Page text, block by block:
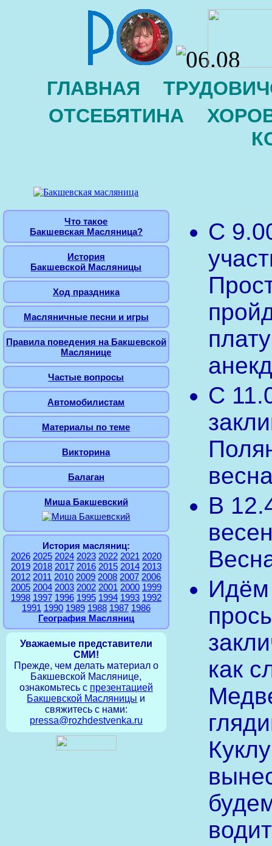
ГЛАВНАЯ
ОТСЕБЯТИНА
Что такое
Бакшевская Масляница?
История
Бакшевской Масляницы
Ход праздника
Масляничные песни и игры
Правила поведения на Бакшевской
Маслянице
Частые вопросы
Автомобилистам
Материалы по теме
Викторина
Балаган
Миша Бакшевский
История масляниц:
2026 2025 2024 2023 2022 2021 2020
2019 2018 2017 2016 2015 2014 2013
2012 2011 2010 2009 2008 2007 2006
2005 2004 2003 2002 2001 2000 1999
1998 1997 1996 1995 1994 1993 1992
1991 1990 1989 1988 1987 1986
География Масляниц
Уважаемые представители
СМИ!
Прежде, чем делать материал о
Бакшевской Маслянице,
ознакомьтесь с презентацией
Бакшевской Масляницы и
свяжитесь с нами:
pressa@rozhdestvenka.ru
С
С
В
Идём
как